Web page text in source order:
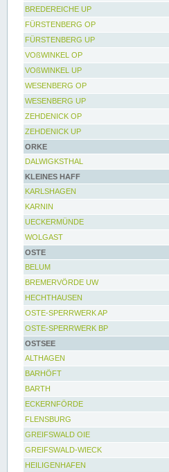
BREDEREICHE UP
FÜRSTENBERG OP
FÜRSTENBERG UP
VOßWINKEL OP
VOßWINKEL UP
WESENBERG OP
WESENBERG UP
ZEHDENICK OP
ZEHDENICK UP
ORKE
DALWIGKSTHAL
KLEINES HAFF
KARLSHAGEN
KARNIN
UECKERMÜNDE
WOLGAST
OSTE
BELUM
BREMERVÖRDE UW
HECHTHAUSEN
OSTE-SPERRWERK AP
OSTE-SPERRWERK BP
OSTSEE
ALTHAGEN
BARHÖFT
BARTH
ECKERNFÖRDE
FLENSBURG
GREIFSWALD OIE
GREIFSWALD-WIECK
HEILIGENHAFEN